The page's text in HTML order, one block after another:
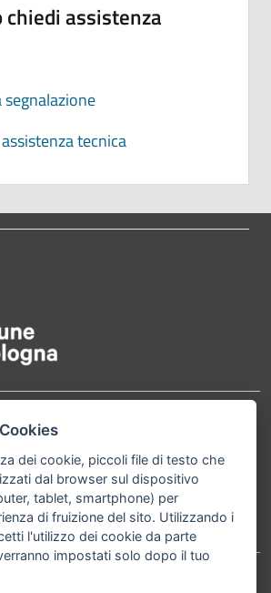
chiedi assistenza
segnalazione
tecnica
Piazza Maggiore, 6 - 40124
Cod. IBAN: IT 88 R
dei cookie, piccoli file di testo che
dal browser sul dispositivo
tablet, smartphone) per
di fruizione del sito. Utilizzando i
l'utilizzo dei cookie da parte
impostati solo dopo il tuo